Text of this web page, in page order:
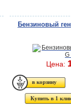
Бензиновый
Цена:
Купить в 1